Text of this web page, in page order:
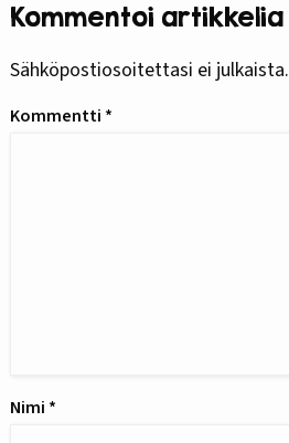
Kommentoi artikkelia
Sähköpostiosoitettasi ei julkaista.
Kommentti *
Nimi *